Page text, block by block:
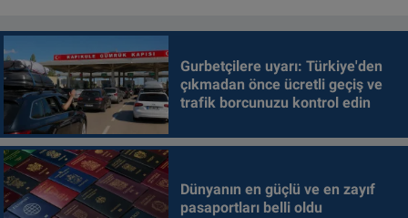
Gurbetçilere uyarı: Türkiye'den
çıkmadan önce ücretli geçiş ve
trafik borcunuzu kontrol edin
Dünyanın en güçlü ve en zayıf
pasaportları belli oldu